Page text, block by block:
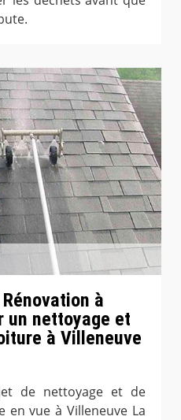
à
un nettoyage et
à Villeneuve
de nettoyage et de
en vue à Villeneuve La